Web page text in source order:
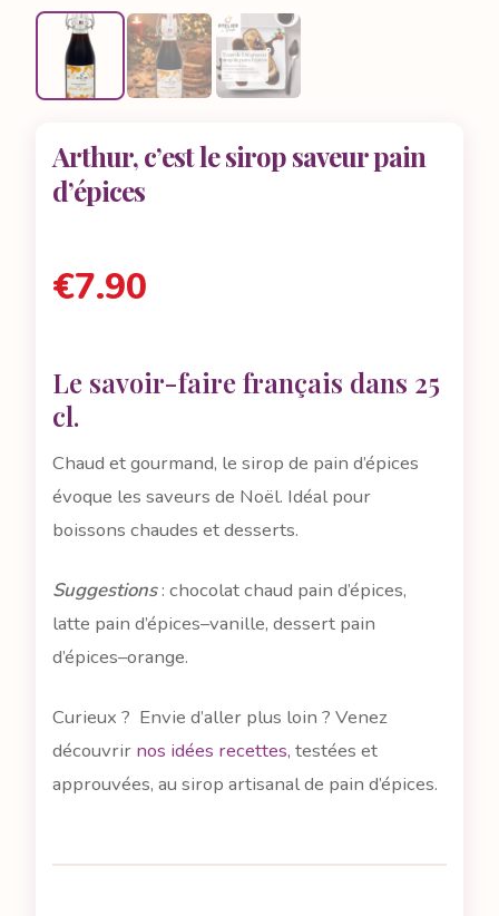
Arthur, c’est le sirop saveur pain
d’épices
€7.90
Le savoir-faire français dans 25
cl.
Chaud et gourmand, le sirop de pain d’épices
évoque les saveurs de Noël. Idéal pour
boissons chaudes et desserts.
Suggestions: chocolat chaud pain d’épices,
latte pain d’épices–vanille, dessert pain
d’épices–orange.
Curieux ? Envie d’aller plus loin ? Venez
découvrir nos idées recettes, testées et
approuvées, au sirop artisanal de pain d’épices.